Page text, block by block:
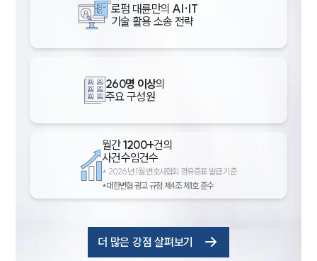
로펌 대륜만의 AI·IT
기술 활용 소송 전략
260명 이상의
주요 구성원
월간1200+건의
사건수임건수
* 2026년 1월 변호사협회 경유증표 발급 기준
*대한변협 광고 규정 제4조 제1호 준수
더 많은 강점 살펴보기